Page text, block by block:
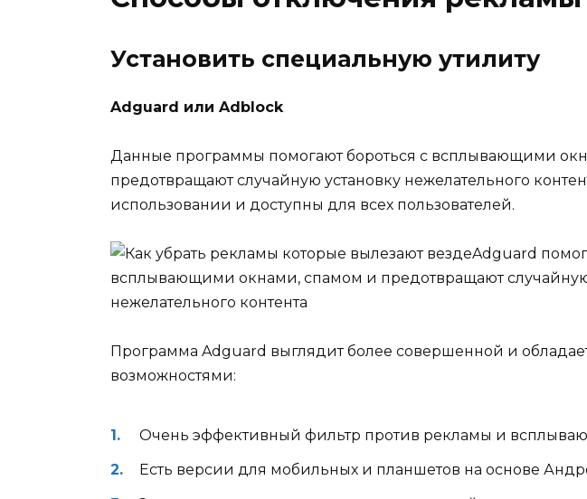
Установить специальную утилиту
Adguard или Adblock
Данные программы помогают бороться с всплывающими
предотвращают случайную установку нежелательного
использовании и доступны для всех пользователей.
Adguard
всплывающими окнами, спамом и предотвращают случайную
нежелательного контента
Программа Adguard выглядит более совершенной и
возможностями:
Очень эффективный фильтр против рекламы и
Есть версии для мобильных и планшетов на основе